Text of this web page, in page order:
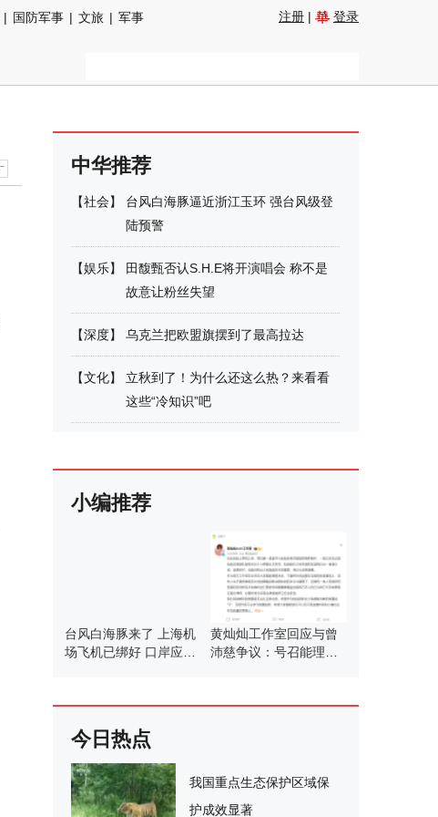
| 国防军事 | 文旅 | 军事
注册 | 登录
中华推荐
【社会】
台风白海豚逼近浙江玉环 强台风级登
陆预警
【娱乐】
田馥甄否认S.H.E将开演唱会 称不是
故意让粉丝失望
【深度】 乌克兰把欧盟旗摆到了最高拉达
【文化】
立秋到了！为什么还这么热？来看看
这些“冷知识”吧
小编推荐
台风白海豚来了 上海机
场飞机已绑好 口岸应急
黄灿灿工作室回应与曾
沛慈争议：号召能理智
今日热点
我国重点生态保护区域保
护成效显著